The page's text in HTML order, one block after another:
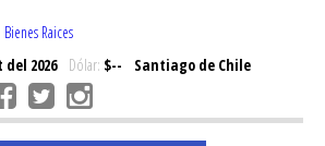
Bienes Raices
2026Dólar: $--
Santiago de Chile